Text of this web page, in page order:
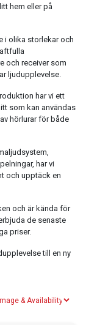
hem eller på
i olika storlekar och
och receiver som
ljudupplevelse.
har vi ett
som kan användas
hörlurar för både
har vi
och upptäck en
och är kända för
de senaste
priser.
till en ny